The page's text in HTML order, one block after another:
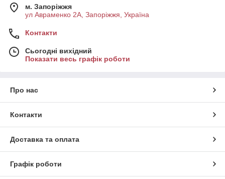
м. Запоріжжя
ул Авраменко 2А, Запоріжжя, Україна
Контакти
Сьогодні вихідний
Показати весь графік роботи
Про нас
Контакти
Доставка та оплата
Графік роботи